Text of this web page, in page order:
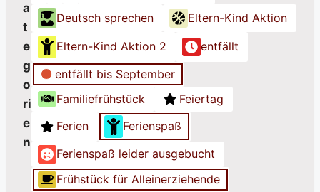
a
t
e
g
o
ri
e
n
a
t
e
g
o
r
e
o
h
a
t
e
g
o
r
e
o
h
a
e
g
o
r
i
o
h
Deutsch sprechen
Eltern-Kind Aktion
Eltern-Kind Aktion 2
entfällt
entfällt bis September
Familiefrühstück
Feiertag
Ferien
Ferienspaß
Ferienspaß leider ausgebucht
Frühstück für Alleinerziehende